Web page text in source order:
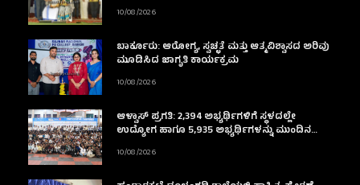
10/08/2026
ಬಾರ್ಕೂರು: ಆರೋಗ್ಯ, ಸ್ವಚ್ಛತೆ ಮತ್ತು ಆತ್ಮವಿಶ್ವಾಸದ ಅರಿವು
ಮೂಡಿಸಿದ ಜಾಗೃತಿ ಕಾರ್ಯಕ್ರಮ
10/08/2026
ಆಳ್ವಾಸ್ ಪ್ರಗತಿ: 2,394 ಅಭ್ಯರ್ಥಿಗಳಿಗೆ ಸ್ಥಳದಲ್ಲೇ
ಉದ್ಯೋಗ ಹಾಗೂ 5,935 ಅಭ್ಯರ್ಥಿಗಳನ್ನು ಮುಂದಿನ
ಹಂತಕ್ಕೆ ಆಯ್ಕೆ
10/08/2026